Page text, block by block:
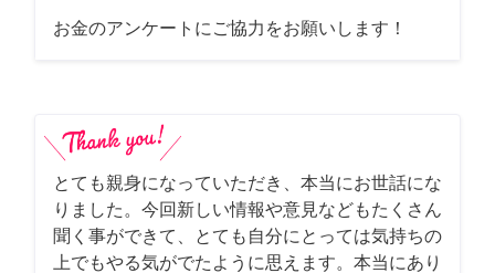
お金のアンケートにご協力をお願いします！
とても親身になっていただき、本当にお世話にな
りました。今回新しい情報や意見などもたくさん
聞く事ができて、とても自分にとっては気持ちの
上でもやる気がでたように思えます。本当にあり